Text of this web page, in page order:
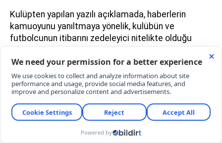
Kulüpten yapılan yazılı açıklamada, haberlerin
kamuoyunu yanıltmaya yönelik, kulübün ve
futbolcunun itibarını zedeleyici nitelikte olduğu
belirtilerek, gerçek dışı haber ve paylaşımlara itibar
edilmemesi istendi.
Açıklamada, asılsız iddiaları ortaya atan, yayımlayan
ve kamuoyuna servis eden kişi ve kuruluşlar
hakkında gerekli hukuki işlemlerin başlatıldığı
vurgulanarak "Trabzonspor Kulübü olarak
kulübümüzün ve futbolcularımızın itibarına yönelik